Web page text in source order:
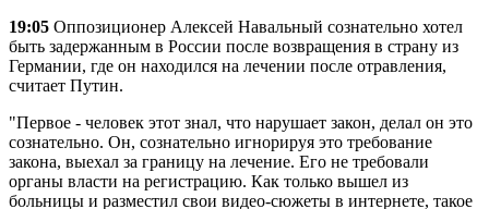
19:05 Оппозиционер Алексей Навальный сознательно хотел
быть задержанным в России после возвращения в страну из
Германии, где он находился на лечении после отравления,
считает Путин.
"Первое - человек этот знал, что нарушает закон, делал он это
сознательно. Он, сознательно игнорируя это требование
закона, выехал за границу на лечение. Его не требовали
органы власти на регистрацию. Как только вышел из
больницы и разместил свои видео-сюжеты в интернете, такое